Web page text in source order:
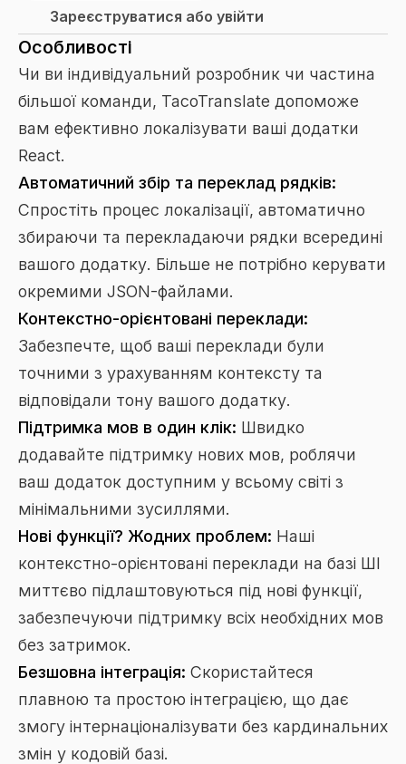
Зареєструватися або увійти
Особливості
Чи ви індивідуальний розробник чи частина
більшої команди, TacoTranslate допоможе
вам ефективно локалізувати ваші додатки
React.
Автоматичний збір та переклад рядків:
Спростіть процес локалізації, автоматично
збираючи та перекладаючи рядки всередині
вашого додатку. Більше не потрібно керувати
окремими JSON-файлами.
Контекстно-орієнтовані переклади:
Забезпечте, щоб ваші переклади були
точними з урахуванням контексту та
відповідали тону вашого додатку.
Підтримка мов в один клік: Швидко
додавайте підтримку нових мов, роблячи
ваш додаток доступним у всьому світі з
мінімальними зусиллями.
Нові функції? Жодних проблем: Наші
контекстно-орієнтовані переклади на базі ШІ
миттєво підлаштовуються під нові функції,
забезпечуючи підтримку всіх необхідних мов
без затримок.
Безшовна інтеграція: Скористайтеся
плавною та простою інтеграцією, що дає
змогу інтернаціоналізувати без кардинальних
змін у кодовій базі.